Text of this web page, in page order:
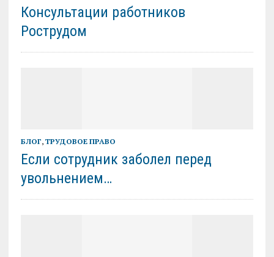
Консультации работников
Рострудом
БЛОГ, ТРУДОВОЕ ПРАВО
Если сотрудник заболел перед
увольнением…